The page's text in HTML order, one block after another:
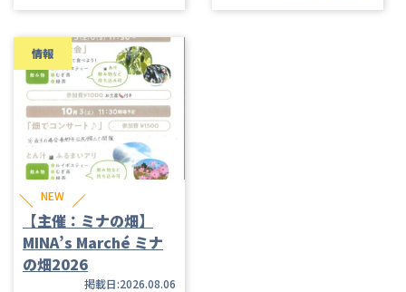
情報
NEW
【主催：ミナの畑】
MINA’s Marché ミナ
の畑2026
掲載日:2026.08.06